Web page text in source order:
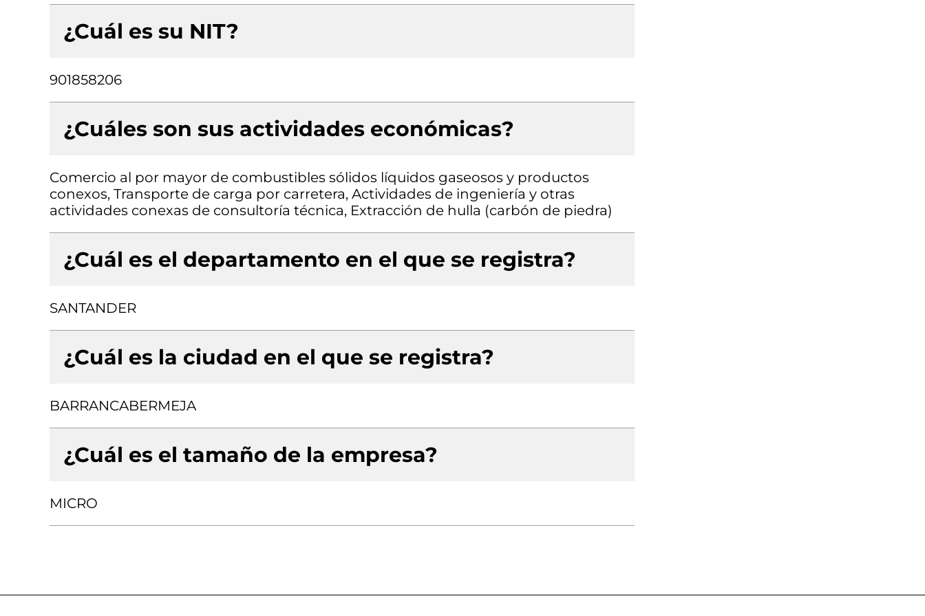
¿Cuál es su NIT?
901858206
¿Cuáles son sus actividades económicas?
Comercio al por mayor de combustibles sólidos líquidos gaseosos y productos
conexos, Transporte de carga por carretera, Actividades de ingeniería y otras
actividades conexas de consultoría técnica, Extracción de hulla (carbón de piedra)
¿Cuál es el departamento en el que se registra?
SANTANDER
¿Cuál es la ciudad en el que se registra?
BARRANCABERMEJA
¿Cuál es el tamaño de la empresa?
MICRO